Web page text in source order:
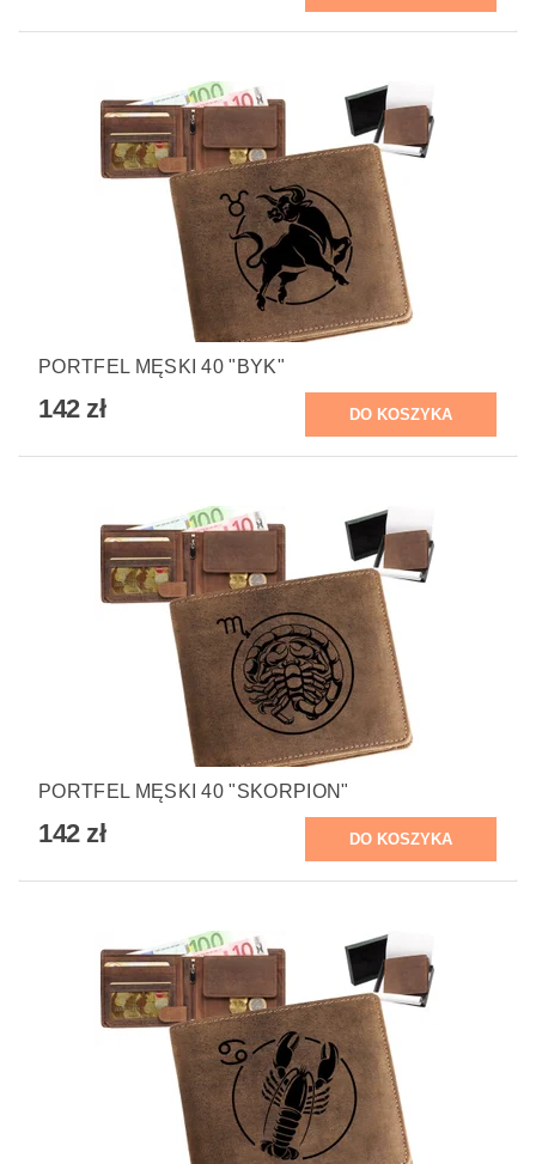
PORTFEL MĘSKI 40 "BYK"
142 zł
PORTFEL MĘSKI 40 "SKORPION"
142 zł